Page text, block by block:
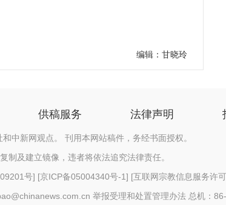
编辑：甘晓玲
供稿服务 法律声明
中新网观点。 刊用本网站稿件，务经书面授权。
制及建立镜像，违者将依法追究法律责任。
号] [京ICP备05004340号-1] [互联网宗教信息服务许
举报受理和处置管理办法 总机：